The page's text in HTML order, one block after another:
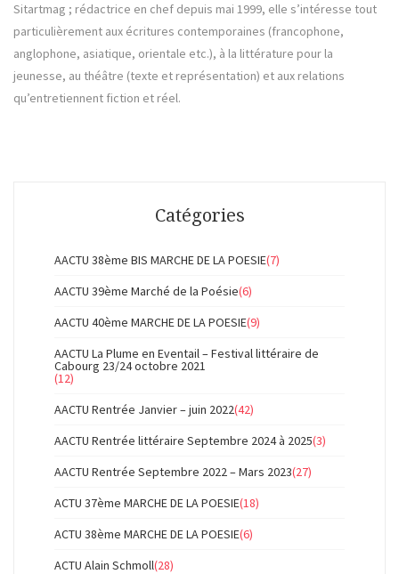
Sitartmag ; rédactrice en chef depuis mai 1999, elle s’intéresse tout
particulièrement aux écritures contemporaines (francophone,
anglophone, asiatique, orientale etc.), à la littérature pour la
jeunesse, au théâtre (texte et représentation) et aux relations
qu’entretiennent fiction et réel.
Catégories
AACTU 38ème BIS MARCHE DE LA POESIE(7)
AACTU 39ème Marché de la Poésie(6)
AACTU 40ème MARCHE DE LA POESIE(9)
AACTU La Plume en Eventail – Festival littéraire de
Cabourg 23/24 octobre 2021
(12)
AACTU Rentrée Janvier – juin 2022(42)
AACTU Rentrée littéraire Septembre 2024 à 2025(3)
AACTU Rentrée Septembre 2022 – Mars 2023(27)
ACTU 37ème MARCHE DE LA POESIE(18)
ACTU 38ème MARCHE DE LA POESIE(6)
ACTU Alain Schmoll(28)